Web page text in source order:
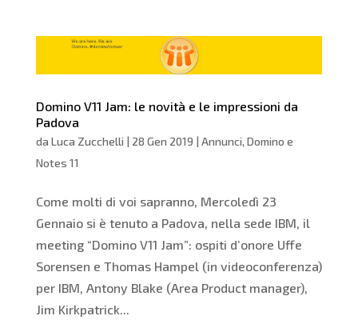
Domino V11 Jam: le novità e le impressioni da
Padova
da Luca Zucchelli | 28 Gen 2019 | Annunci, Domino e
Notes 11
Come molti di voi sapranno, Mercoledì 23
Gennaio si è tenuto a Padova, nella sede IBM, il
meeting “Domino V11 Jam”: ospiti d’onore Uffe
Sorensen e Thomas Hampel (in videoconferenza)
per IBM, Antony Blake (Area Product manager),
Jim Kirkpatrick...